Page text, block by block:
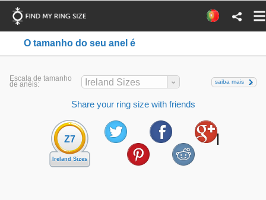
O tamanho do seu anel é
Escala de tamanho
de anéis: Ireland Sizes saiba mais
Share your ring size with friends
Z7
Ireland Sizes